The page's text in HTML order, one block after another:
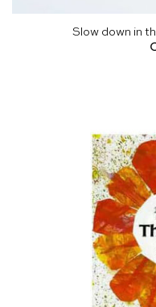
Slow down in